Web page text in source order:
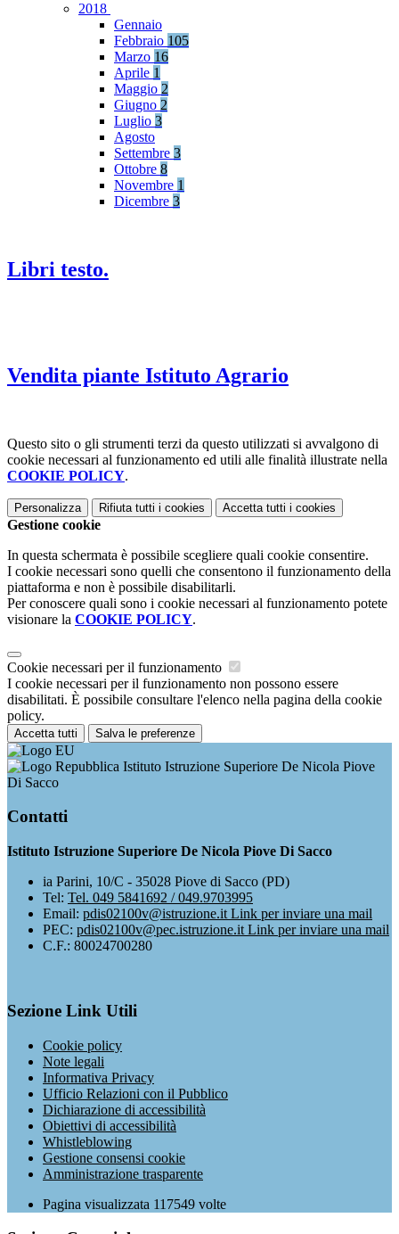
2018
Gennaio
Febbraio 105
Marzo 16
Aprile 1
Maggio 2
Giugno 2
Luglio 3
Agosto
Settembre 3
Ottobre 8
Novembre 1
Dicembre 3
Libri testo.
Vendita piante Istituto Agrario
Questo sito o gli strumenti terzi da questo utilizzati si avvalgono di
cookie necessari al funzionamento ed utili alle finalità illustrate nella
COOKIE POLICY.
Personalizza Rifiuta tutti i cookies Accetta tutti i cookies
Gestione cookie
In questa schermata è possibile scegliere quali cookie consentire.
I cookie necessari sono quelli che consentono il funzionamento della
piattaforma e non è possibile disabilitarli.
Per conoscere quali sono i cookie necessari al funzionamento potete
visionare la COOKIE POLICY.
Cookie necessari per il funzionamento
I cookie necessari per il funzionamento non possono essere
disabilitati. È possibile consultare l'elenco nella pagina della cookie
policy.
Accetta tutti Salva le preferenze
Istituto Istruzione Superiore De Nicola Piove
Di Sacco
Contatti
Istituto Istruzione Superiore De Nicola Piove Di Sacco
ia Parini, 10/C - 35028 Piove di Sacco (PD)
Tel: Tel. 049 5841692 / 049.9703995
Email: pdis02100v@istruzione.it Link per inviare una mail
PEC: pdis02100v@pec.istruzione.it Link per inviare una mail
C.F.: 80024700280
Sezione Link Utili
Cookie policy
Note legali
Informativa Privacy
Ufficio Relazioni con il Pubblico
Dichiarazione di accessibilità
Obiettivi di accessibilità
Whistleblowing
Gestione consensi cookie
Amministrazione trasparente
Pagina visualizzata 117549 volte